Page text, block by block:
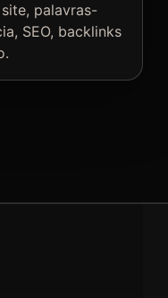
palavras-
SEO, backlinks